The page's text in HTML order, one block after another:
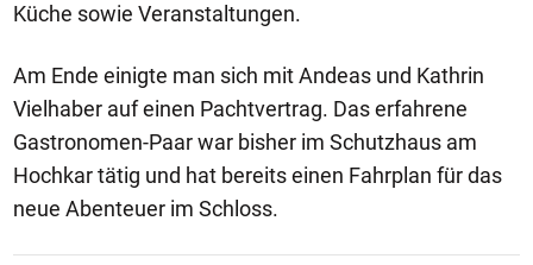
Küche sowie Veranstaltungen.
Am Ende einigte man sich mit Andeas und Kathrin
Vielhaber auf einen Pachtvertrag. Das erfahrene
Gastronomen-Paar war bisher im Schutzhaus am
Hochkar tätig und hat bereits einen Fahrplan für das
neue Abenteuer im Schloss.